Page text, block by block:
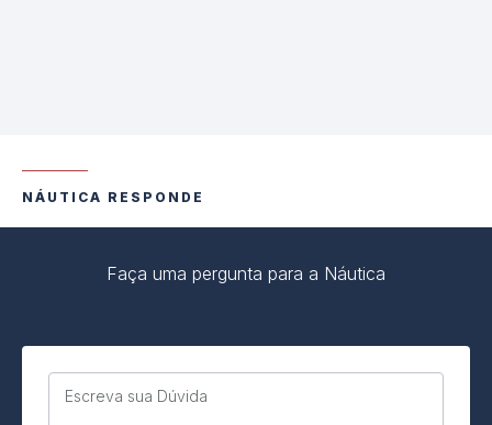
NÁUTICA RESPONDE
Faça uma pergunta para a Náutica
Escreva sua Dúvida